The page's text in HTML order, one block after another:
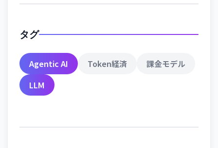
タグ
Agentic AI Token経済
課金モデル
LLM